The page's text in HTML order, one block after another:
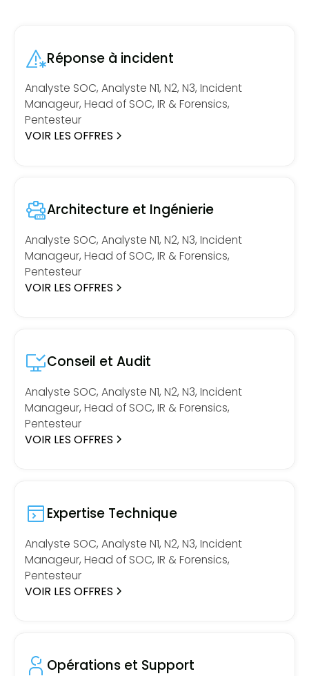
Réponse à incident
Analyste SOC, Analyste N1, N2, N3, Incident
Manageur, Head of SOC, IR & Forensics,
Pentesteur
VOIR LES OFFRES
Architecture et Ingénierie
Analyste SOC, Analyste N1, N2, N3, Incident
Manageur, Head of SOC, IR & Forensics,
Pentesteur
VOIR LES OFFRES
Conseil et Audit
Analyste SOC, Analyste N1, N2, N3, Incident
Manageur, Head of SOC, IR & Forensics,
Pentesteur
VOIR LES OFFRES
Expertise Technique
Analyste SOC, Analyste N1, N2, N3, Incident
Manageur, Head of SOC, IR & Forensics,
Pentesteur
VOIR LES OFFRES
Opérations et Support